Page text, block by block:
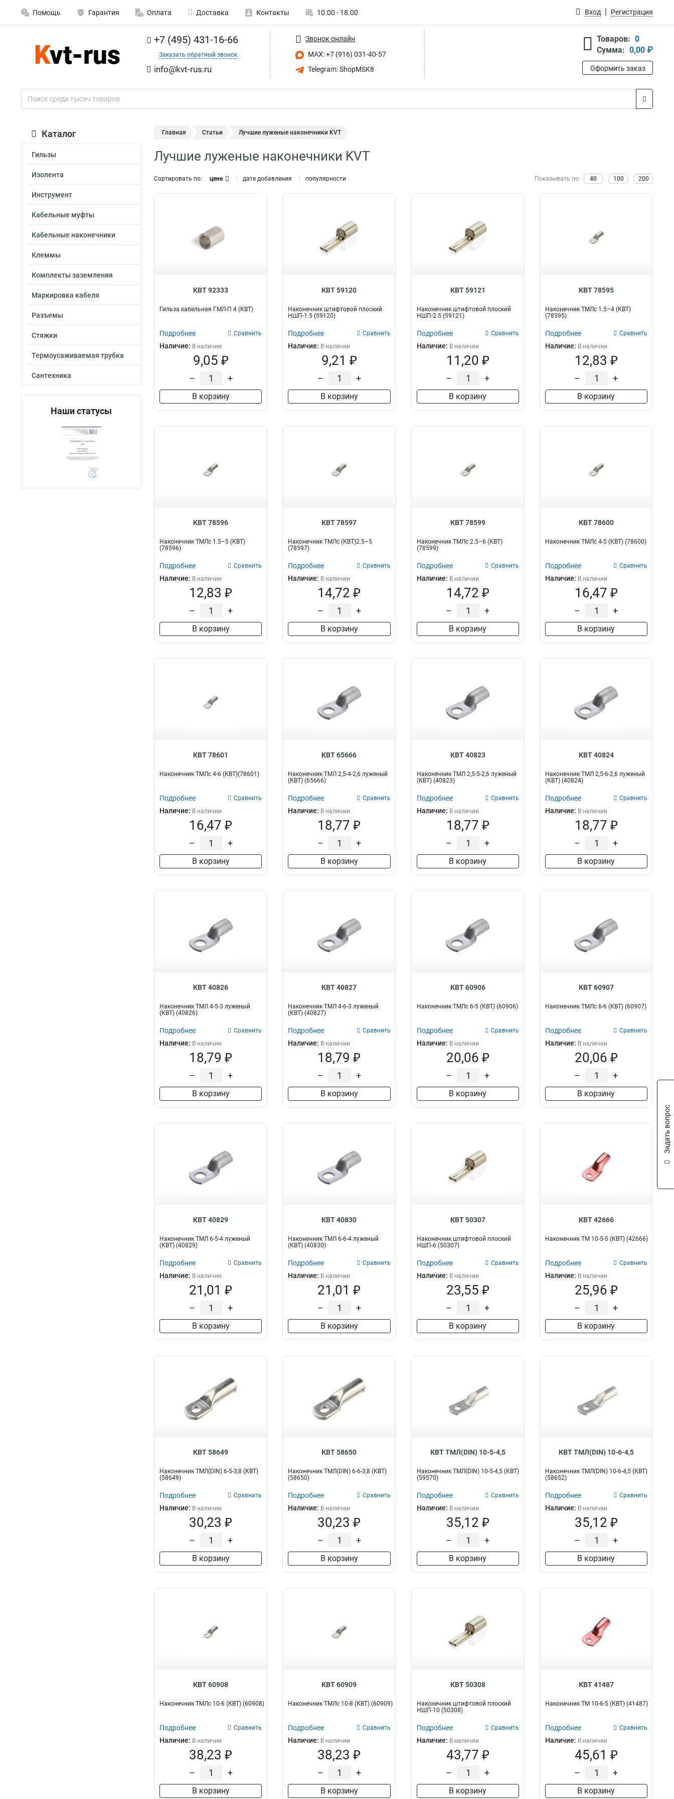
Помощь Гарантия Оплата Доставка Контакты 10.00 - 18.00 Вход Регистрация
+7 (495) 431-16-66
Заказать обратный звонок
info@kvt-rus.ru
Звонок онлайн
MAX: +7 (916) 031-40-57
Telegram: ShopMSK8
Товаров: 0
Сумма: 0,00 ₽
Оформить заказ
Каталог
Гильзы
Изолента
Инструмент
Кабельные муфты
Кабельные наконечники
Клеммы
Комплекты заземления
Маркировка кабеля
Разъемы
Стяжки
Термоусаживаемая трубка
Сантехника
Наши статусы
Главная Статьи Лучшие луженые наконечники KVT
Лучшие луженые наконечники KVT
Сортировать по: цене дате добавления популярности Показывать по: 40 100 200
КВТ 92333
Гильза кабельная ГМЛ-П 4 (КВТ)
Подробнее Сравнить
Наличие: В наличии
9,05 ₽
– +
В корзину
КВТ 59120
Наконечник штифтовой плоский
НШП-1.5 (59120)
Подробнее Сравнить
Наличие: В наличии
9,21 ₽
– +
В корзину
КВТ 59121
Наконечник штифтовой плоский
НШП-2.5 (59121)
Подробнее Сравнить
Наличие: В наличии
11,20 ₽
– +
В корзину
КВТ 78595
Наконечник ТМЛс 1.5–4 (КВТ)
(78595)
Подробнее Сравнить
Наличие: В наличии
12,83 ₽
– +
В корзину
КВТ 78596
Наконечник ТМЛс 1.5–5 (КВТ)
(78596)
Подробнее Сравнить
Наличие: В наличии
12,83 ₽
– +
В корзину
КВТ 78597
Наконечник ТМЛс (КВТ)2.5–5
(78597)
Подробнее Сравнить
Наличие: В наличии
14,72 ₽
– +
В корзину
КВТ 78599
Наконечник ТМЛс 2.5–6 (КВТ)
(78599)
Подробнее Сравнить
Наличие: В наличии
14,72 ₽
– +
В корзину
КВТ 78600
Наконечник ТМЛс 4-5 (КВТ) (78600)
Подробнее Сравнить
Наличие: В наличии
16,47 ₽
– +
В корзину
КВТ 78601
Наконечник ТМЛс 4-6 (КВТ)(78601)
Подробнее Сравнить
Наличие: В наличии
16,47 ₽
– +
В корзину
КВТ 65666
Наконечник ТМЛ 2,5-4-2,6 луженый
(КВТ) (65666)
Подробнее Сравнить
Наличие: В наличии
18,77 ₽
– +
В корзину
КВТ 40823
Наконечник ТМЛ 2,5-5-2,6 луженый
(КВТ) (40823)
Подробнее Сравнить
Наличие: В наличии
18,77 ₽
– +
В корзину
КВТ 40824
Наконечник ТМЛ 2,5-6-2,6 луженый
(КВТ) (40824)
Подробнее Сравнить
Наличие: В наличии
18,77 ₽
– +
В корзину
КВТ 40826
Наконечник ТМЛ 4-5-3 луженый
(КВТ) (40826)
Подробнее Сравнить
Наличие: В наличии
18,79 ₽
– +
В корзину
КВТ 40827
Наконечник ТМЛ 4-6-3 луженый
(КВТ) (40827)
Подробнее Сравнить
Наличие: В наличии
18,79 ₽
– +
В корзину
КВТ 60906
Наконечник ТМЛс 6-5 (КВТ) (60906)
Подробнее Сравнить
Наличие: В наличии
20,06 ₽
– +
В корзину
КВТ 60907
Наконечник ТМЛс 6-6 (КВТ) (60907)
Подробнее Сравнить
Наличие: В наличии
20,06 ₽
– +
В корзину
КВТ 40829
Наконечник ТМЛ 6-5-4 луженый
(КВТ) (40829)
Подробнее Сравнить
Наличие: В наличии
21,01 ₽
– +
В корзину
КВТ 40830
Наконечник ТМЛ 6-6-4 луженый
(КВТ) (40830)
Подробнее Сравнить
Наличие: В наличии
21,01 ₽
– +
В корзину
КВТ 50307
Наконечник штифтовой плоский
НШП-6 (50307)
Подробнее Сравнить
Наличие: В наличии
23,55 ₽
– +
В корзину
КВТ 42666
Наконечник ТМ 10-5-5 (КВТ) (42666)
Подробнее Сравнить
Наличие: В наличии
25,96 ₽
– +
В корзину
КВТ 58649
Наконечник ТМЛ(DIN) 6-5-3,8 (КВТ)
(58649)
Подробнее Сравнить
Наличие: В наличии
30,23 ₽
– +
В корзину
КВТ 58650
Наконечник ТМЛ(DIN) 6-6-3,8 (КВТ)
(58650)
Подробнее Сравнить
Наличие: В наличии
30,23 ₽
– +
В корзину
КВТ ТМЛ(DIN) 10-5-4,5
Наконечник ТМЛ(DIN) 10-5-4,5 (КВТ)
(59570)
Подробнее Сравнить
Наличие: В наличии
35,12 ₽
– +
В корзину
КВТ ТМЛ(DIN) 10-6-4,5
Наконечник ТМЛ(DIN) 10-6-4,5 (КВТ)
(58652)
Подробнее Сравнить
Наличие: В наличии
35,12 ₽
– +
В корзину
КВТ 60908
Наконечник ТМЛс 10-6 (КВТ) (60908)
Подробнее Сравнить
Наличие: В наличии
38,23 ₽
– +
В корзину
КВТ 60909
Наконечник ТМЛс 10-8 (КВТ) (60909)
Подробнее Сравнить
Наличие: В наличии
38,23 ₽
– +
В корзину
КВТ 50308
Наконечник штифтовой плоский
НШП-10 (50308)
Подробнее Сравнить
Наличие: В наличии
43,77 ₽
– +
В корзину
КВТ 41487
Наконечник ТМ 10-6-5 (КВТ) (41487)
Подробнее Сравнить
Наличие: В наличии
45,61 ₽
– +
В корзину
Задать вопрос